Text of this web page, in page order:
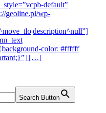
default”
geoline.pl/wp-
color: #ffffff
[…]
Search Button